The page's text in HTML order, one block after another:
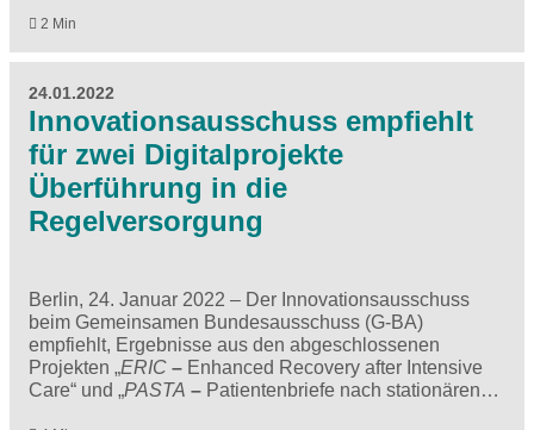
2 Min
24.01.2022
Innovationsausschuss empfiehlt
für zwei Digitalprojekte
Überführung in die
Regelversorgung
Berlin, 24. Januar 2022 – Der Innovationsausschuss
beim Gemeinsamen Bundesausschuss (G-BA)
empfiehlt, Ergebnisse aus den abgeschlossenen
Projekten „ERIC – Enhanced Recovery after Intensive
Care“ und „PASTA – Patientenbriefe nach stationären…